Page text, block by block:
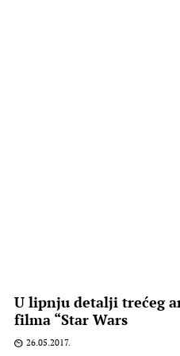
U lipnju detalji trećeg
filma “Star Wars
26.05.2017.